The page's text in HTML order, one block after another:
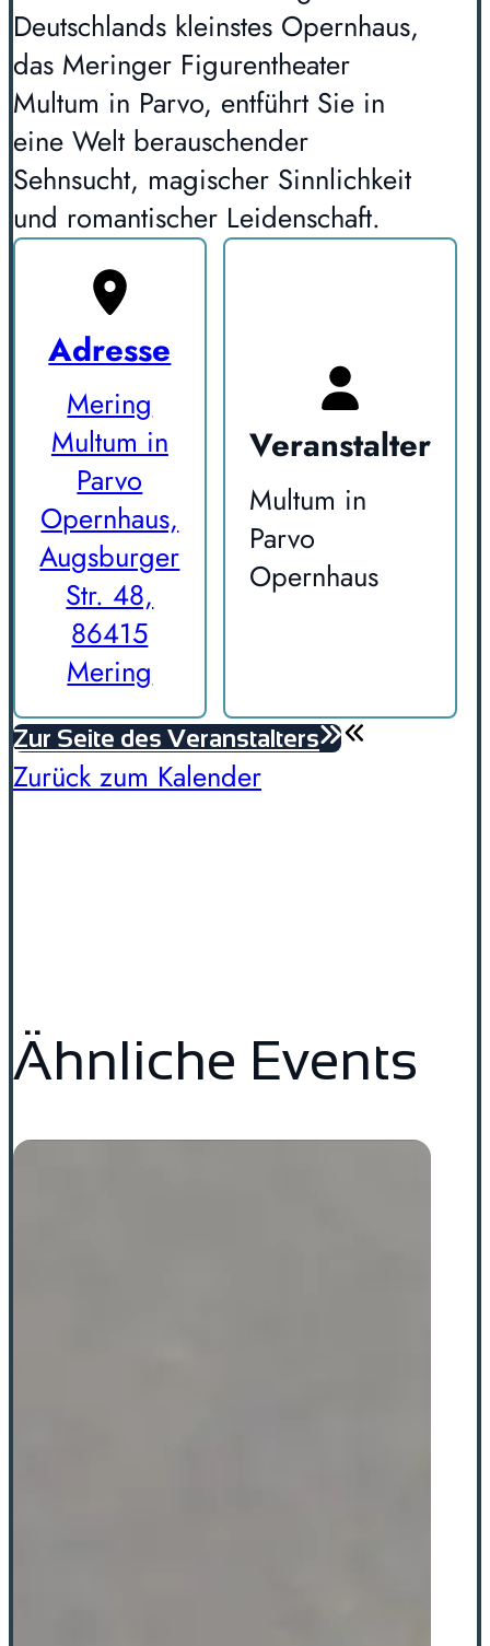
Deutschlands kleinstes Opernhaus,
das Meringer Figurentheater
Multum in Parvo, entführt Sie in
eine Welt berauschender
Sehnsucht, magischer Sinnlichkeit
und romantischer Leidenschaft.
Adresse
Mering
Multum in
Parvo
Opernhaus,
Augsburger
Str. 48,
86415
Mering
Veranstalter
Multum in
Parvo
Opernhaus
Zur Seite des Veranstalters
Zurück zum Kalender
Ähnliche Events